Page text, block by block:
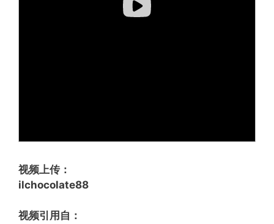
视频上传：
ilchocolate88
视频引用自：